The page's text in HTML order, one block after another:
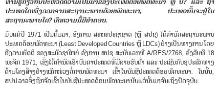
i
g
a
t
i
o
n
ປະເທດໃດໜຶ່ງອອກຈາກສະຖານະພາບດ້ອຍພັດທະນາ, ປະເທດນັ້ນຈະຢູ່ໃນ
ສະຖານະພາບໃດ?ບົດຄວາມນີ້ມີຄໍາຕອບ.
ນັບແຕ່ປີ 1971 ເປັນຕົ້ນມາ, ອົງການ ສະຫະປະຊາຊາດ (ຫຼື ສປຊ) ໄດ້ກໍານົດສະຖານະພາບ
ປະເທດດ້ອຍພັດທະນາ (Least Developed Countries ຫຼື LDCs) ຢ່າງເປັນທາງການ ໂດຍ
ອີງຕາມຍັດຕິ ຂອງສະມັດຊາໃຫຍ່ ອົງການ ສປຊ ສະບັບເລກທີ A/RES/2768, ລົງວັນທີ 18
ພະຈິກ 1971, ເຊິ່ງໄດ້ກໍານົດເອົາບັນດາປະເທດທີ່ມີລາຍຮັບຕໍ່າ ແລະ ປະເຊີນກັບອຸປະສັກທາງ
ດ້ານໂຄງສ້າງຢ່າງໜັກໜ່ວງຕໍ່ການພັດທະນາ ເຂົ້າໃນບັນຊີປະເທດດ້ອຍພັດທະນາ. ໃນນັ້ນ,
ສປປ ລາວ ຈຶ່ງຖືກຈັດເຂົ້າໃນບັນຊີປະເທດດ້ອຍພັດທະນາ ນັບແຕ່ນັ້ນມາຈົນເຖິງປັດຈຸບັນ.